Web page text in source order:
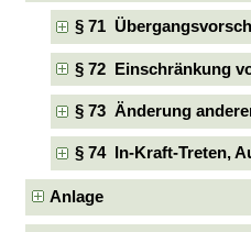
§ 71
§ 72 Einschränkung
§ 73 Änderung
§ 74 In-Kraft-Treten,
Anlage